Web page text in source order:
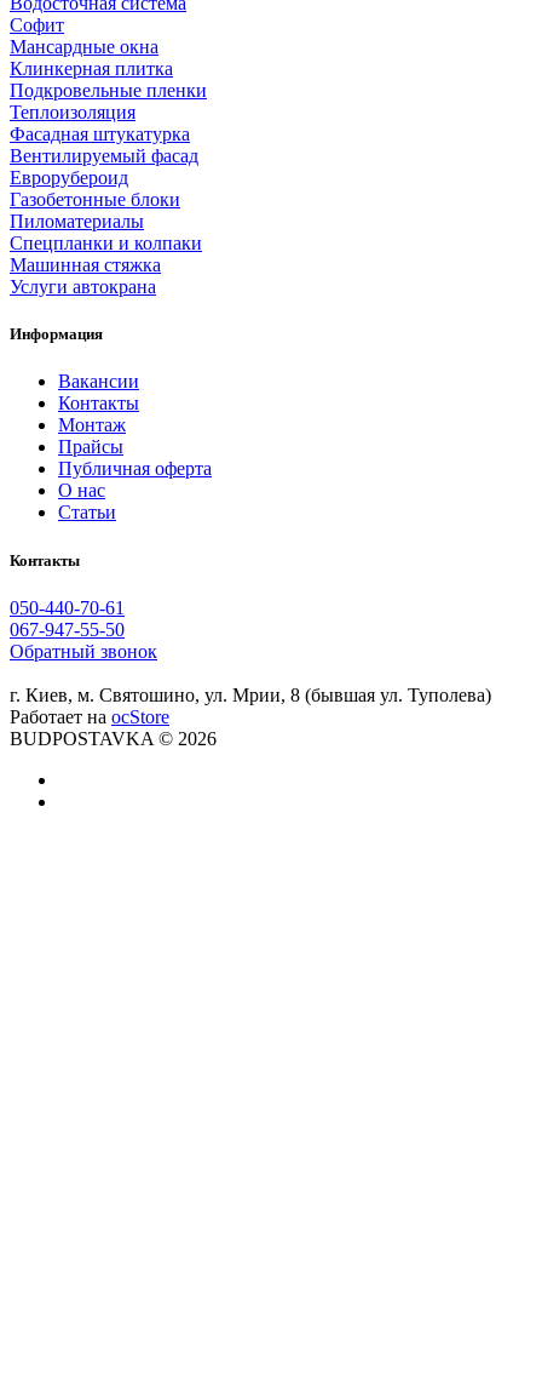
Софит
Мансардные окна
Клинкерная плитка
Подкровельные пленки
Теплоизоляция
Фасадная штукатурка
Вентилируемый фасад
Еврорубероид
Газобетонные блоки
Пиломатериалы
Спецпланки и колпаки
Машинная стяжка
Услуги автокрана
Информация
Вакансии
Контакты
Монтаж
Прайсы
Публичная оферта
О нас
Статьи
Контакты
050-440-70-61
067-947-55-50
Обратный звонок
г. Киев, м. Святошино, ул. Мрии, 8 (бывшая ул. Туполева)
Работает на ocStore
BUDPOSTAVKA © 2026